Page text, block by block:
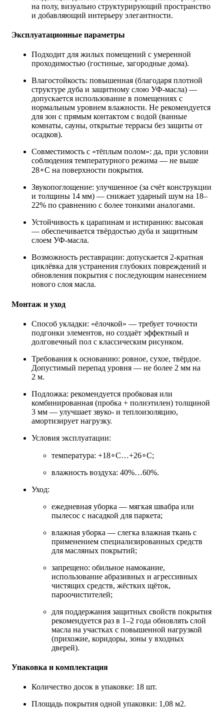
на полу, визуально структурирующий пространство
и добавляющий интерьеру элегантности.
Эксплуатационные параметры
Подходит для жилых помещений с умеренной
проходимостью (гостиные, загородные дома).
Влагостойкость: повышенная (благодаря плотной
структуре дуба и защитному слою УФ‑масла) —
допускается использование в помещениях с
нормальным уровнем влажности. Не рекомендуется
для зон с прямым контактом с водой (ванные
комнаты, сауны, открытые террасы без защиты от
осадков).
Совместимость с «тёплым полом»: да, при условии
соблюдения температурного режима — не выше
28∘C на поверхности покрытия.
Звукопоглощение: улучшенное (за счёт конструкции
и толщины 14 мм) — снижает ударный шум на 18–
22% по сравнению с более тонкими аналогами.
Устойчивость к царапинам и истиранию: высокая
— обеспечивается твёрдостью дуба и защитным
слоем УФ‑масла.
Возможность реставрации: допускается 2‑кратная
циклёвка для устранения глубоких повреждений и
обновления покрытия с последующим нанесением
нового слоя масла.
Монтаж и уход
Способ укладки: «ёлочкой» — требует точности
подгонки элементов, но создаёт эффектный и
долговечный пол с классическим рисунком.
Требования к основанию: ровное, сухое, твёрдое.
Допустимый перепад уровня — не более 2 мм на
2 м.
Подложка: рекомендуется пробковая или
комбинированная (пробка + полиэтилен) толщиной
3 мм — улучшает звуко‑ и теплоизоляцию,
амортизирует нагрузку.
Условия эксплуатации:
температура: +18∘C…+26∘C;
влажность воздуха: 40%…60%.
Уход:
ежедневная уборка — мягкая швабра или
пылесос с насадкой для паркета;
влажная уборка — слегка влажная ткань с
применением специализированных средств
для масляных покрытий;
запрещено: обильное намокание,
использование абразивных и агрессивных
чистящих средств, жёстких щёток,
пароочистителей;
для поддержания защитных свойств покрытия
рекомендуется раз в 1–2 года обновлять слой
масла на участках с повышенной нагрузкой
(прихожие, коридоры, зоны у входных
дверей).
Упаковка и комплектация
Количество досок в упаковке: 18 шт.
Площадь покрытия одной упаковки: 1,08 м2.